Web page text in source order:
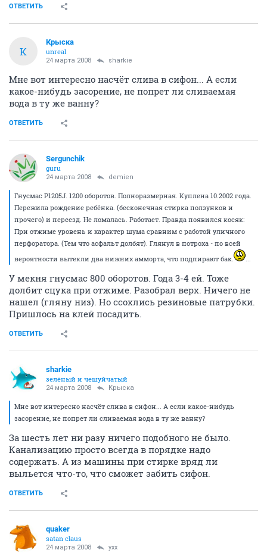
ОТВЕТИТЬ
К
Крыска
unreal
24 марта 2008 sharkie
Мне вот интересно насчёт слива в сифон... А если
какое-нибудь засорение, не попрет ли сливаемая
вода в ту же ванну?
ОТВЕТИТЬ
Sergunchik
guru
24 марта 2008 demien
Гнусмас P1205J. 1200 оборотов. Полноразмерная. Куплена 10.2002 года.
Пережила рождение ребёнка. (бесконечная стирка ползунков и
прочего) и переезд. Не ломалась. Работает. Правда появился косяк:
При отжиме уровень и характер шума сравним с работой уличного
перфоратора. (Тем что асфальт долбят). Глянул в потроха - по всей
вероятности вытекли два нижних амморта, что подпирают бак.
...
У мекня гнусмас 800 оборотов. Года 3-4 ей. Тоже
долбит сцука при отжиме. Разобрал верх. Ничего не
нашел (гляну низ). Но ссохлись резиновые патрубки.
Пришлось на клей посадить.
ОТВЕТИТЬ
sharkie
зелёный и чешуйчатый
24 марта 2008 Крыска
Мне вот интересно насчёт слива в сифон... А если какое-нибудь
засорение, не попрет ли сливаемая вода в ту же ванну?
За шесть лет ни разу ничего подобного не было.
Канализацию просто всегда в порядке надо
содержать. А из машины при стирке вряд ли
выльется что-то, что сможет забить сифон.
ОТВЕТИТЬ
quaker
satan claus
24 марта 2008 yxx